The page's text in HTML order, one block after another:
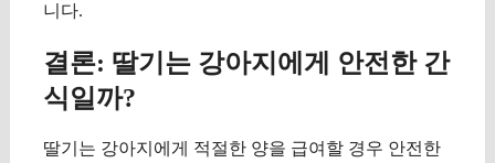
니다.
결론: 딸기는 강아지에게 안전한 간
식일까?
딸기는 강아지에게 적절한 양을 급여할 경우 안전한